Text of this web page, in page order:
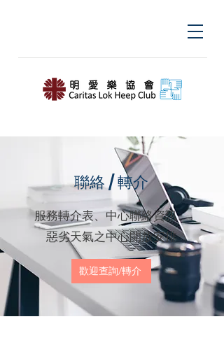
聯絡 / 轉介
服務轉介表、中心聯絡資訊、
​惡劣天氣之中心開放安排
歡迎查詢/轉介